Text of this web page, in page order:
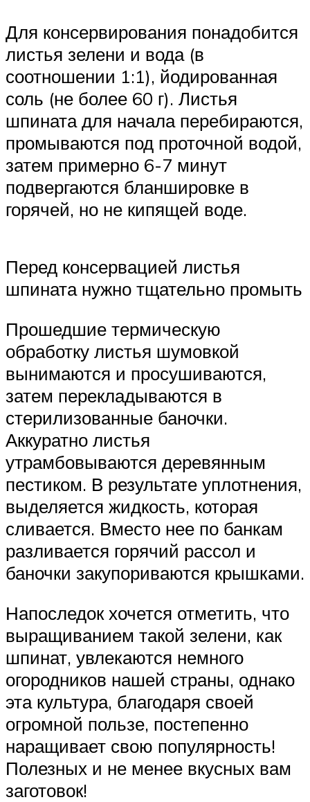
Для консервирования понадобится
листья зелени и вода (в
соотношении 1:1), йодированная
соль (не более 60 г). Листья
шпината для начала перебираются,
промываются под проточной водой,
затем примерно 6-7 минут
подвергаются бланшировке в
горячей, но не кипящей воде.
Перед консервацией листья
шпината нужно тщательно промыть
Прошедшие термическую
обработку листья шумовкой
вынимаются и просушиваются,
затем перекладываются в
стерилизованные баночки.
Аккуратно листья
утрамбовываются деревянным
пестиком. В результате уплотнения,
выделяется жидкость, которая
сливается. Вместо нее по банкам
разливается горячий рассол и
баночки закупориваются крышками.
Напоследок хочется отметить, что
выращиванием такой зелени, как
шпинат, увлекаются немного
огородников нашей страны, однако
эта культура, благодаря своей
огромной пользе, постепенно
наращивает свою популярность!
Полезных и не менее вкусных вам
заготовок!